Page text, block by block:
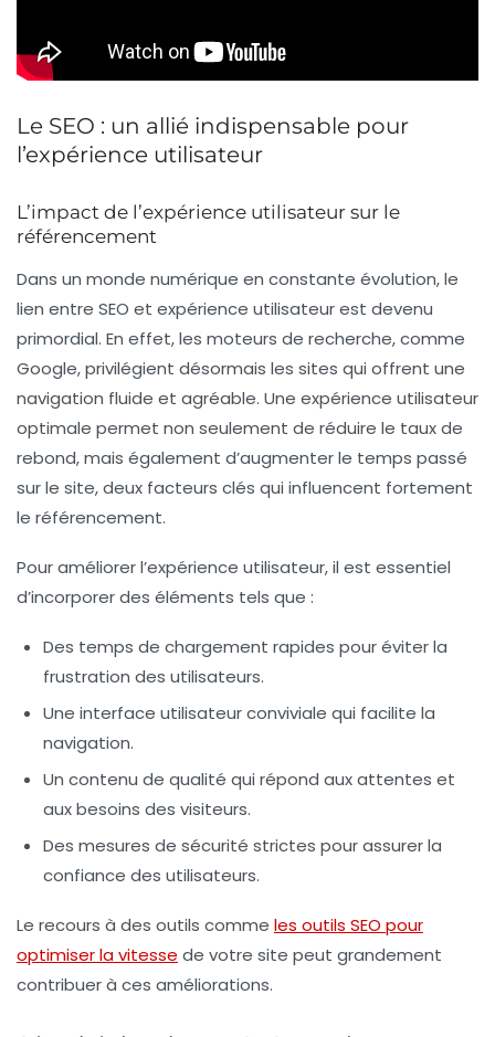
Le SEO : un allié indispensable pour
l’expérience utilisateur
L’impact de l’expérience utilisateur sur le
référencement
Dans un monde numérique en constante évolution, le
lien entre SEO et expérience utilisateurest devenu
primordial. En effet, les moteurs de recherche, comme
Google, privilégient désormais les sites qui offrent une
navigation fluide et agréable. Une expérience utilisateur
optimale permet non seulement de réduire le taux de
rebond, mais également d’augmenter le temps passé
sur le site, deux facteurs clés qui influencent fortement
le référencement.
Pour améliorer l’expérience utilisateur, il est essentiel
d’incorporer des éléments tels que :
Des temps de chargement rapides pour éviter la
frustration des utilisateurs.
Une interface utilisateur conviviale qui facilite la
navigation.
Un contenu de qualité qui répond aux attentes et
aux besoins des visiteurs.
Des mesures de sécurité strictes pour assurer la
confiance des utilisateurs.
Le recours à des outils comme les outils SEO pour
optimiser la vitesse de votre site peut grandement
contribuer à ces améliorations.